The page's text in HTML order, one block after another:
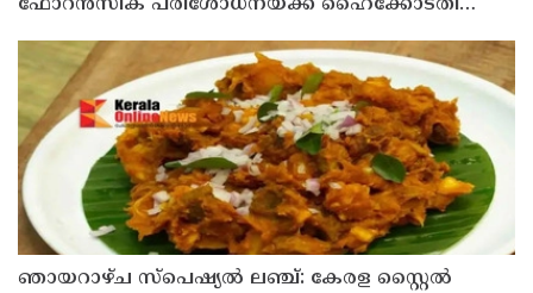
ട്രാക്ക് കോടതി
ഞായറാഴ്ച സ്പെഷ്യൽ ലഞ്ച്: കേരള സ്റ്റൈൽ